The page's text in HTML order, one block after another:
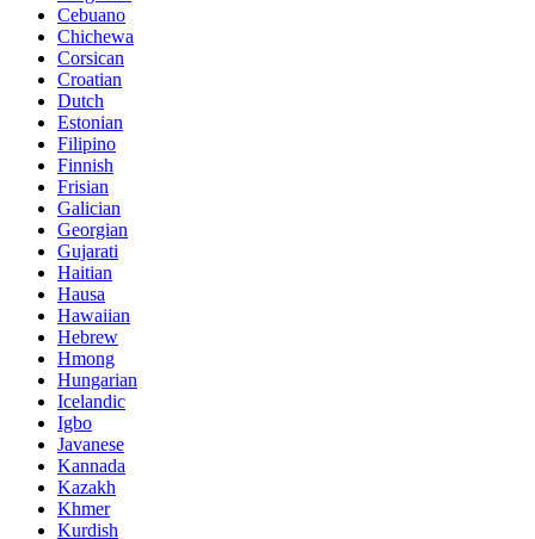
Cebuano
Chichewa
Corsican
Croatian
Dutch
Estonian
Filipino
Finnish
Frisian
Galician
Georgian
Gujarati
Haitian
Hausa
Hawaiian
Hebrew
Hmong
Hungarian
Icelandic
Igbo
Javanese
Kannada
Kazakh
Khmer
Kurdish